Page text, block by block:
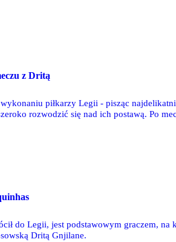
z Dritą
- pisząc najdelikatniej jak się da - nie był najwyższych lotów. Większość nie
rozwodzić się nad ich postawą. Po
do Legii, jest podstawowym graczem,
Dritą Gnjilane.